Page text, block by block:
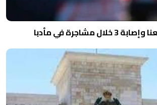
مشاجرة في مأدبا